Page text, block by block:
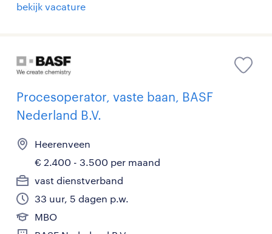
bekijk vacature
Procesoperator, vaste baan, BASF
Nederland B.V.
Heerenveen
€ 2.400 - 3.500 per maand
vast dienstverband
33 uur, 5 dagen p.w.
MBO